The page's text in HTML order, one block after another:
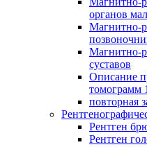
органов
Магнитно-
Магнитно-
суставов
Описание
томограмм
повторная
Рентген
Рентген